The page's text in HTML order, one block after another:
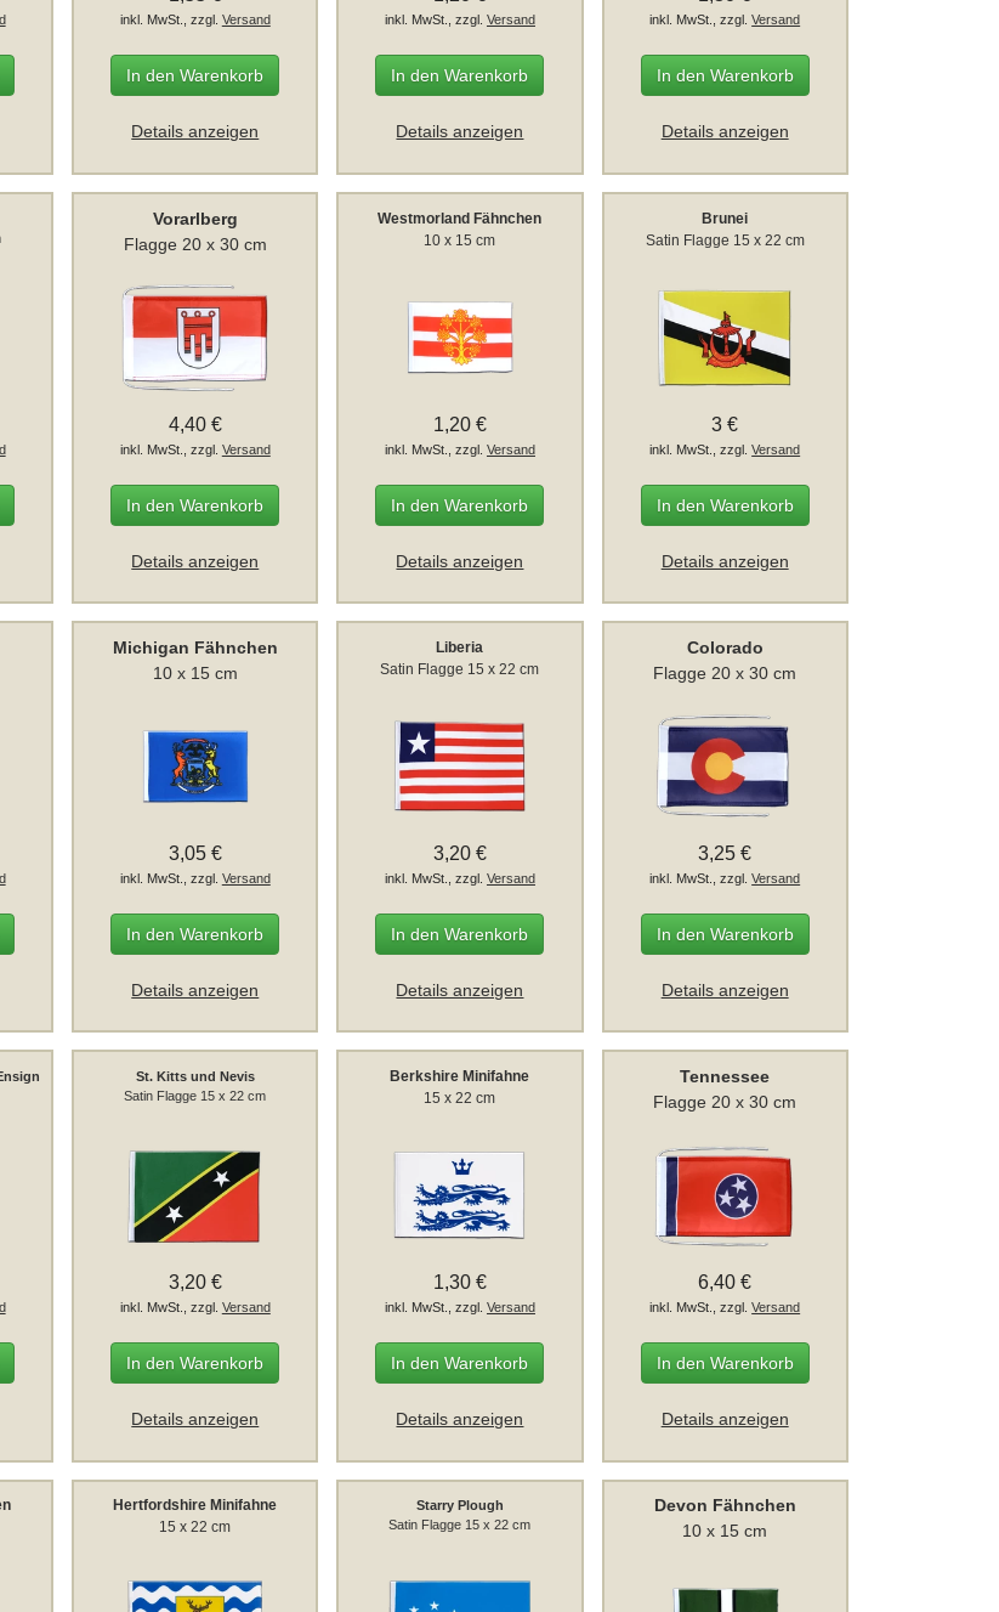
inkl. MwSt., zzgl. Versand
In den Warenkorb
Details anzeigen
inkl. MwSt., zzgl. Versand
In den Warenkorb
Details anzeigen
inkl. MwSt., zzgl.Versand
In den Warenkorb
Details anzeigen
Vorarlberg
Flagge 20 x 30 cm
4,40 €
inkl. MwSt., zzgl. Versand
In den Warenkorb
Details anzeigen
Westmorland Fähnchen
10 x 15 cm
1,20 €
inkl. MwSt., zzgl. Versand
In den Warenkorb
Details anzeigen
Brunei
Satin Flagge 15 x 22 cm
3 €
inkl. MwSt., zzgl.Versand
In den Warenkorb
Details anzeigen
Michigan Fähnchen
10 x 15 cm
3,05 €
inkl. MwSt., zzgl. Versand
In den Warenkorb
Details anzeigen
Liberia
Satin Flagge 15 x 22 cm
3,20 €
inkl. MwSt., zzgl. Versand
In den Warenkorb
Details anzeigen
Colorado
Flagge 20 x 30 cm
3,25 €
inkl. MwSt., zzgl.Versand
In den Warenkorb
Details anzeigen
St. Kitts und Nevis
Satin Flagge 15 x 22 cm
3,20 €
inkl. MwSt., zzgl. Versand
In den Warenkorb
Details anzeigen
Berkshire Minifahne
15 x 22 cm
1,30 €
inkl. MwSt., zzgl. Versand
In den Warenkorb
Details anzeigen
Tennessee
Flagge 20 x 30 cm
6,40 €
inkl. MwSt., zzgl.Versand
In den Warenkorb
Details anzeigen
Hertfordshire Minifahne
15 x 22 cm
Starry Plough
Satin Flagge 15 x 22 cm
Devon Fähnchen
10 x 15 cm